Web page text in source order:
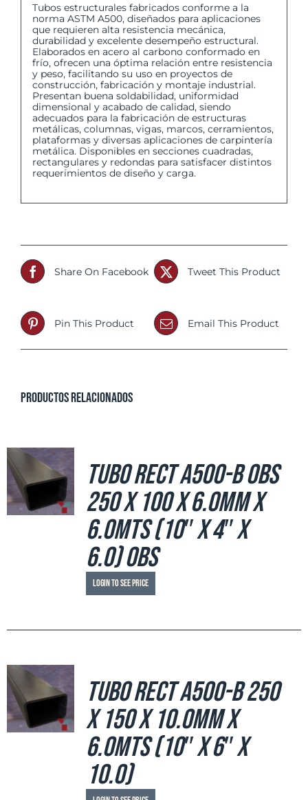
Tubos estructurales fabricados conforme a la
norma ASTM A500, diseñados para aplicaciones
que requieren alta resistencia mecánica,
durabilidad y excelente desempeño estructural.
Elaborados en acero al carbono conformado en
frío, ofrecen una óptima relación entre resistencia
y peso, facilitando su uso en proyectos de
construcción, fabricación y montaje industrial.
Presentan buena soldabilidad, uniformidad
dimensional y acabado de calidad, siendo
adecuados para la fabricación de estructuras
metálicas, columnas, vigas, marcos, cerramientos,
plataformas y diversas aplicaciones de carpintería
metálica. Disponibles en secciones cuadradas,
rectangulares y redondas para satisfacer distintos
requerimientos de diseño y carga.
Share On Facebook Tweet This Product
Pin This Product Email This Product
Productos relacionados
Tubo Rect A500-B OBS
250 x 100 x 6.0mm x
6.0mts (10″ x 4″ x
6.0) OBS
Login to see price
Tubo Rect A500-B 250
x 150 x 10.0mm x
6.0mts (10″ x 6″ x
10.0)